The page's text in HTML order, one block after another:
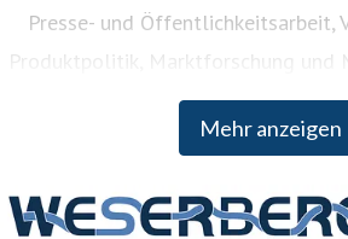
Mehr anzeigen
Presse- und Öffentlichkeitsarbeit,
Produktpolitik, Marktforschung und
Der Weserbergland Tourismus e.V.
gegründet und Mitglieder sind neben
unter anderem verschiedene